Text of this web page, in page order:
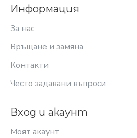
Информация
За нас
Връщане и замяна
Контакти
Често задавани въпроси
Вход и акаунт
Моят акаунт